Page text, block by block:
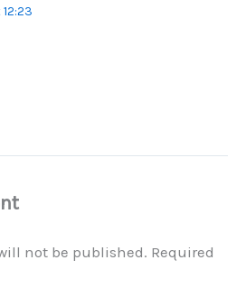
not be published. Required